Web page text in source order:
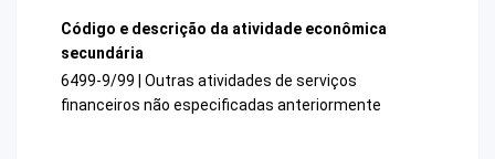
Código e descrição da atividade econômica
secundária
6499-9/99 | Outras atividades de serviços
financeiros não especificadas anteriormente